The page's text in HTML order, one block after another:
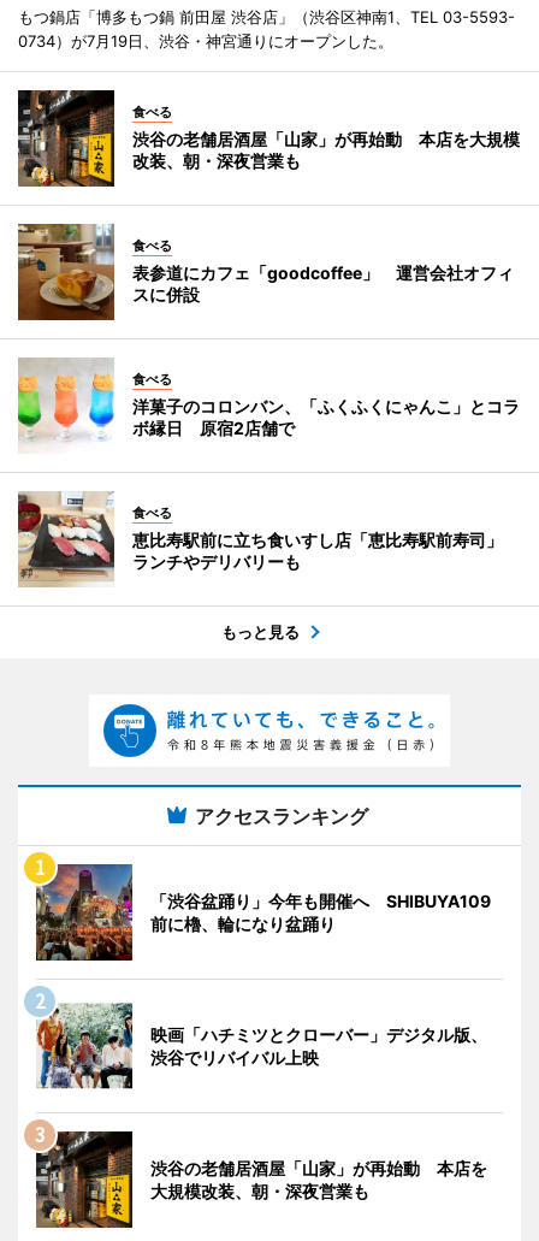
もつ鍋店「博多もつ鍋 前田屋 渋谷店」（渋谷区神南1、TEL 03-5593-
0734）が7月19日、渋谷・神宮通りにオープンした。
食べる
渋谷の老舗居酒屋「山家」が再始動 本店を大規模
改装、朝・深夜営業も
食べる
表参道にカフェ「goodcoffee」 運営会社オフィ
スに併設
食べる
洋菓子のコロンバン、「ふくふくにゃんこ」とコラ
ボ縁日 原宿2店舗で
食べる
恵比寿駅前に立ち食いすし店「恵比寿駅前寿司」
ランチやデリバリーも
もっと見る
アクセスランキング
「渋谷盆踊り」今年も開催へ SHIBUYA109
前に櫓、輪になり盆踊り
映画「ハチミツとクローバー」デジタル版、
渋谷でリバイバル上映
渋谷の老舗居酒屋「山家」が再始動 本店を
大規模改装、朝・深夜営業も